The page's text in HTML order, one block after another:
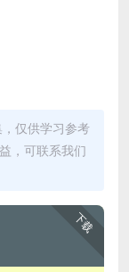
仅供学习参考
，可联系我们
下载